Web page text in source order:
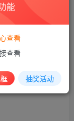
能
查看
查看
抽奖活动